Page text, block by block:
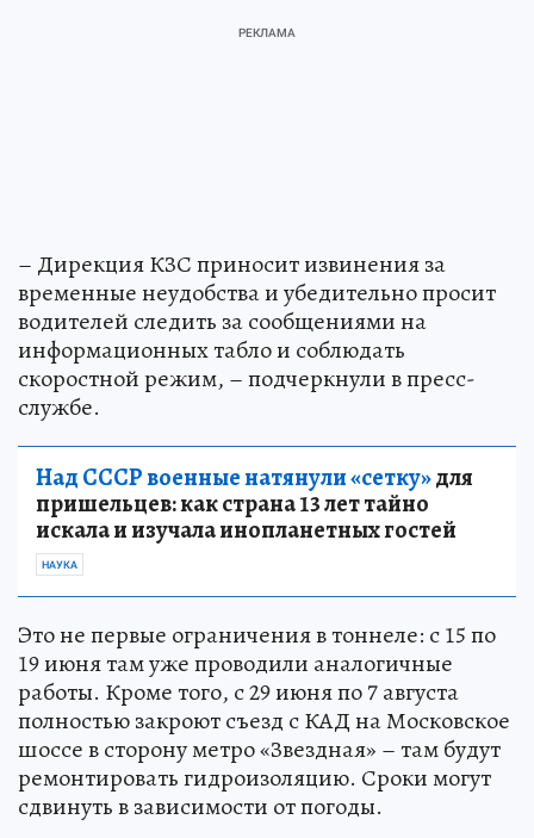
– Дирекция КЗС приносит извинения за
временные неудобства и убедительно просит
водителей следить за сообщениями на
информационных табло и соблюдать
скоростной режим, – подчеркнули в пресс-
службе.
Над СССР военные натянули «сетку»для
пришельцев: как страна 13 лет тайно
искала и изучала инопланетных гостей
НАУКА
Это не первые ограничения в тоннеле: с 15 по
19 июня там уже проводили аналогичные
работы. Кроме того, с 29 июня по 7 августа
полностью закроют съезд с КАД на Московское
шоссе в сторону метро «Звездная» – там будут
ремонтировать гидроизоляцию. Сроки могут
сдвинуть в зависимости от погоды.